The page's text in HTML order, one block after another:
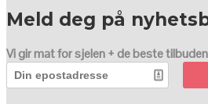
Meld deg på
Vi gir mat for sjelen + de beste